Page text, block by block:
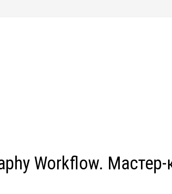
Workflow. Мастер-